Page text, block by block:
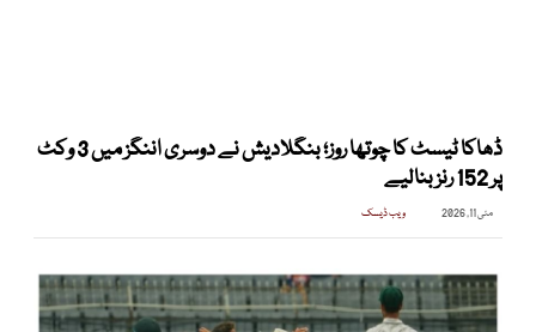
ڈھاکا ٹیسٹ کا چوتھا روز؛ بنگلادیش نے دوسری اننگز میں 3 وکٹ
پر 152 رنز بنالیے
مئی 11, 2026 ویب ڈیسک